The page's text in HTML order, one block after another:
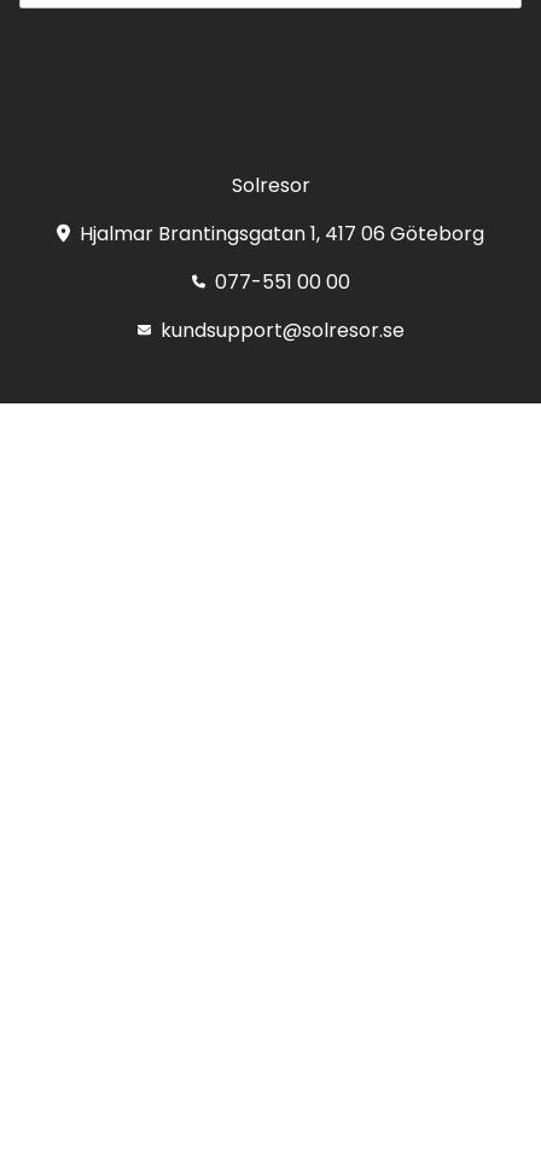
Solresor
Hjalmar Brantingsgatan 1, 417 06 Göteborg
077-551 00 00
kundsupport@solresor.se